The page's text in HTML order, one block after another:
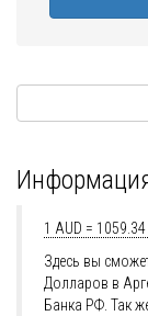
1 AUD =
Здесь вы
Долларов в
Банка РФ. Так